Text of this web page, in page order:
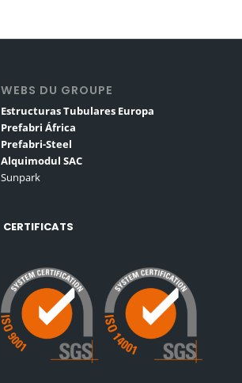
WEBS DU GROUPE
Estructuras Tubulares Europa
Prefabri África
Prefabri-Steel
Alquimodul SAC
Sunpark
CERTIFICATS